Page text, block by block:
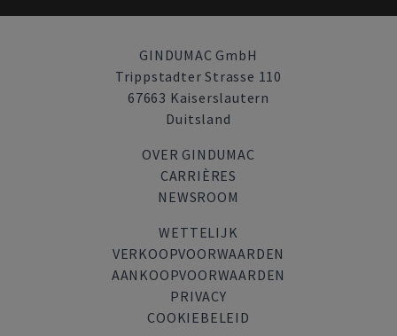
GINDUMAC GmbH
Trippstadter Strasse 110
67663 Kaiserslautern
Duitsland
OVER GINDUMAC
CARRIÈRES
NEWSROOM
WETTELIJK
VERKOOPVOORWAARDEN
AANKOOPVOORWAARDEN
PRIVACY
COOKIEBELEID